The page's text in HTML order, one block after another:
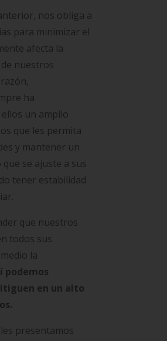
nos obliga a
para minimizar el
afecta la
nuestros
ha
un amplio
que les permita
y mantener un
se ajuste a sus
tener estabilidad
que nuestros
todos sus
la
podemos
en un alto
presentamos